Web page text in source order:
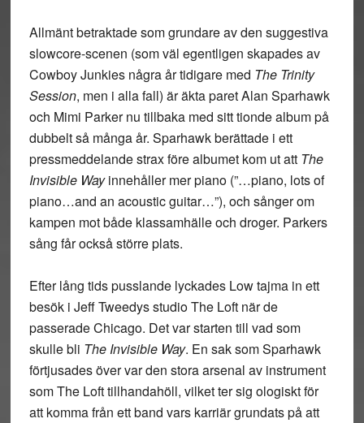
Allmänt betraktade som grundare av den suggestiva
slowcore-scenen (som väl egentligen skapades av
Cowboy Junkies några år tidigare med The Trinity
Session, men i alla fall) är äkta paret Alan Sparhawk
och Mimi Parker nu tillbaka med sitt tionde album på
dubbelt så många år. Sparhawk berättade i ett
pressmeddelande strax före albumet kom ut att The
Invisible Wayinnehåller mer piano (”…piano, lots of
piano…and an acoustic guitar…”), och sånger om
kampen mot både klassamhälle och droger. Parkers
sång får också större plats.
Efter lång tids pusslande lyckades Low tajma in ett
besök i Jeff Tweedys studio The Loft när de
passerade Chicago. Det var starten till vad som
skulle bli The Invisible Way. En sak som Sparhawk
förtjusades över var den stora arsenal av instrument
som The Loft tillhandahöll, vilket ter sig ologiskt för
att komma från ett band vars karriär grundats på att